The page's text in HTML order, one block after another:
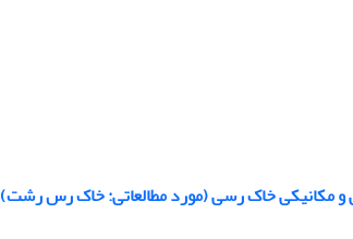
و مکانیکی خاک رسی (مورد مطالعاتی: خاک رس رشت)